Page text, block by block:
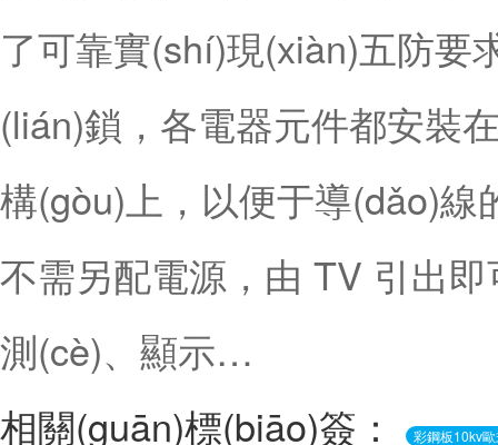
了可靠實(shí)現(xiàn)五防要
(lián)鎖，各電器元件都安裝
構(gòu)上，以便于導(dǎo)
不需另配電源，由 TV 引出
測(cè)、顯示…
相關(guān)標(biāo)簽：
彩鋼板10kv